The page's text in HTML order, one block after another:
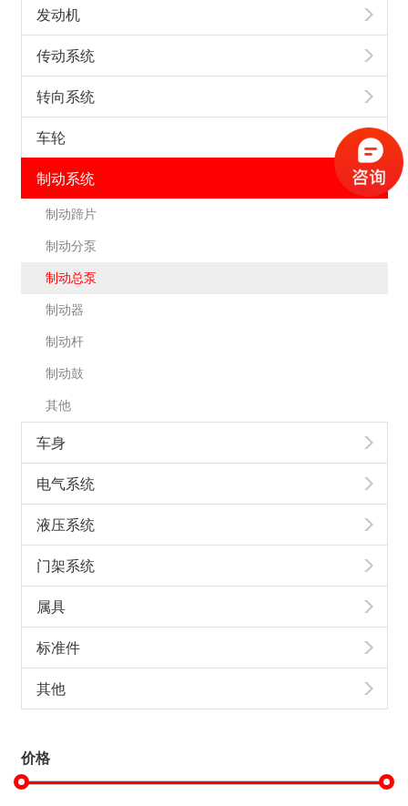
发动机
传动系统
转向系统
车轮
制动系统
制动蹄片
制动分泵
制动总泵
制动器
制动杆
制动鼓
其他
车身
电气系统
液压系统
门架系统
属具
标准件
其他
价格